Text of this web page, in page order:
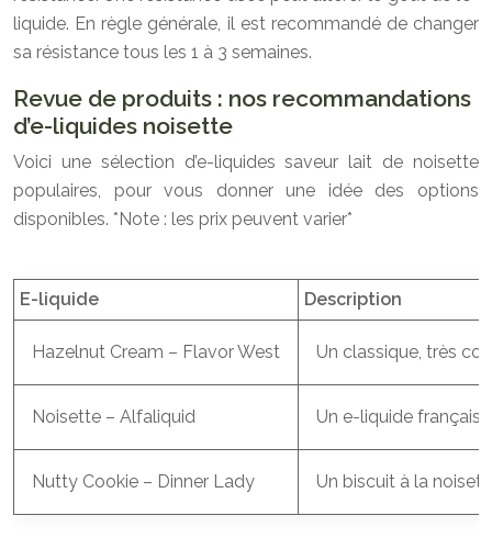
liquide. En règle générale, il est recommandé de changer
sa résistance tous les 1 à 3 semaines.
Revue de produits : nos recommandations
d’e-liquides noisette
Voici une sélection d’e-liquides saveur lait de noisette
populaires, pour vous donner une idée des options
disponibles. *Note : les prix peuvent varier*
E-liquide Description
Hazelnut Cream – Flavor West Un classique, très
Noisette – Alfaliquid Un e-liquide français
Nutty Cookie – Dinner Lady Un biscuit à la